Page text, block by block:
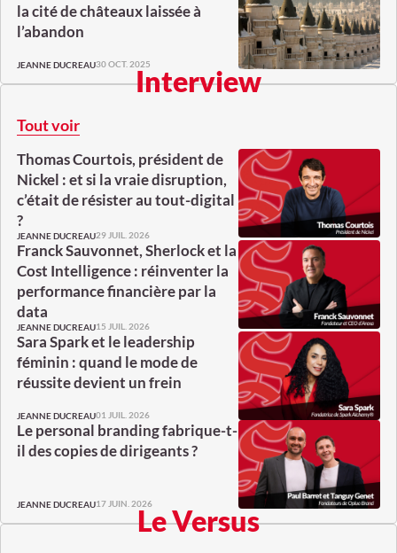
la cité de châteaux laissée à
l’abandon
JEANNE DUCREAU30 OCT. 2025Interview
Tout voir
Thomas Courtois, président de
Nickel : et si la vraie disruption,
c’était de résister au tout-digital
?
JEANNE DUCREAU29 JUIL. 2026
Franck Sauvonnet, Sherlock et la
Cost Intelligence : réinventer la
performance financière par la
data
JEANNE DUCREAU15 JUIL. 2026
Sara Spark et le leadership
féminin : quand le mode de
réussite devient un frein
JEANNE DUCREAU01 JUIL. 2026
Le personal branding fabrique-t-
il des copies de dirigeants ?
JEANNE DUCREAU17 JUIN. 2026Le Versus